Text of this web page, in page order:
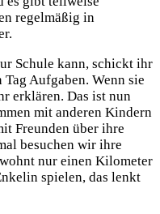
regelmäßig in
Schule kann, schickt ihr
Aufgaben. Wenn sie
erklären. Das ist nun
mit anderen Kindern
Freunden über ihre
besuchen wir ihre
nur einen Kilometer
spielen, das lenkt